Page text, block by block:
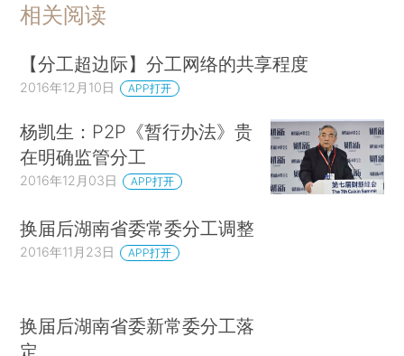
相关阅读
【分工超边际】分工网络的共享程度
2016年12月10日 APP打开
杨凯生：P2P《暂行办法》贵
在明确监管分工
2016年12月03日 APP打开
换届后湖南省委常委分工调整
2016年11月23日 APP打开
换届后湖南省委新常委分工落
定